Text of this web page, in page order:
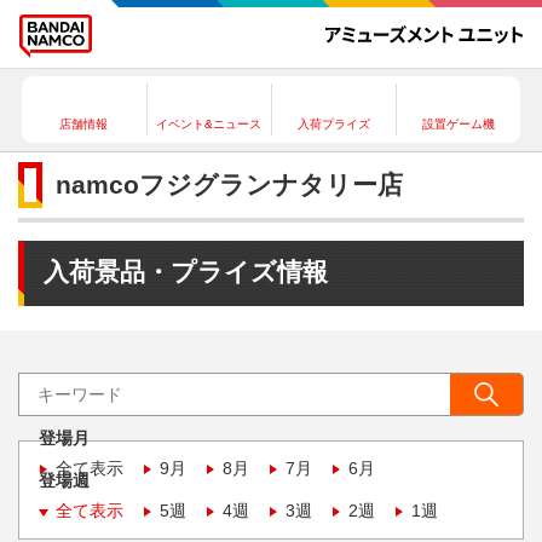
店舗情報 イベント&ニュース 入荷プライズ 設置ゲーム機
namcoフジグランナタリー店
入荷景品・プライズ情報
登場月
全て表示
9月 8月 7月 6月
登場週
全て表示
5週 4週 3週 2週 1週